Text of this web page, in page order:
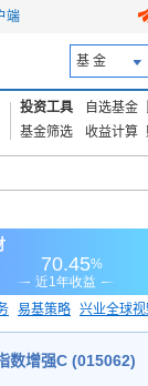
端
基 金
投资工具 自选基金
基金筛选
收益计算
易基策略 兴业全球
数增强C (015062)